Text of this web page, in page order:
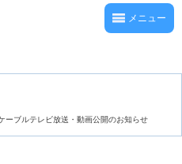
メニュー
ーブルテレビ放送・動画公開のお知らせ